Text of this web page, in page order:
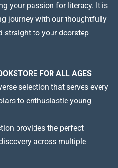
your passion for literacy. It is
journey with our thoughtfully
straight to your doorstep
FOR ALL AGES
selection that serves every
to enthusiastic young
provides the perfect
across multiple